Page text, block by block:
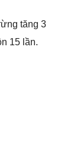
tăng 3
15 lần.